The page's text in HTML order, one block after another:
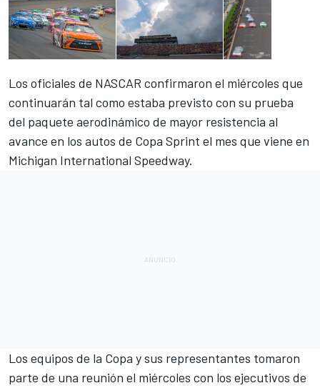
Los oficiales de NASCAR confirmaron el miércoles que
continuarán tal como estaba previsto con su prueba
del paquete aerodinámico de mayor resistencia al
avance en los autos de Copa Sprint el mes que viene en
Michigan International Speedway.
Los equipos de la Copa y sus representantes tomaron
parte de una reunión el miércoles con los ejecutivos de